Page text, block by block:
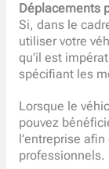
Déplacements
Si, dans le
utiliser votre
qu’il est
spécifiant les
Lorsque le
pouvez
l’entreprise
professionnels.